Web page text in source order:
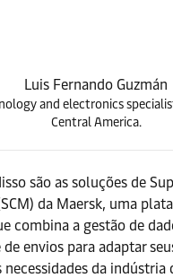
Luis Fernando Guzmán
and electronics
Central America.
são as soluções de
da Maersk, uma
combina a gestão de
envios para adaptar
necessidades da indústria